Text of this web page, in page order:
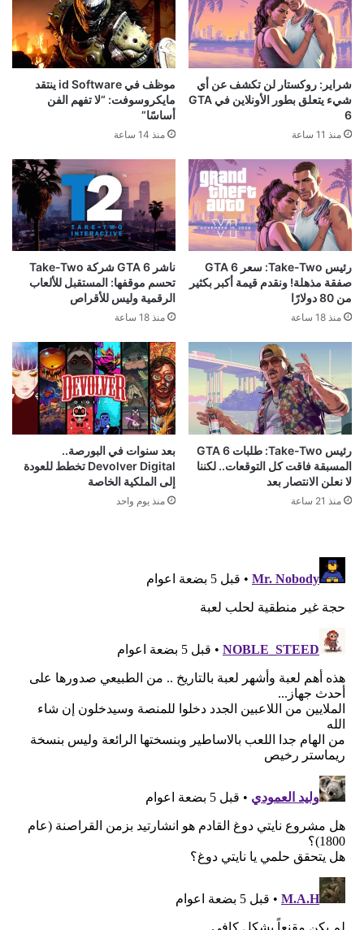
شراير: روكستار لن تكشف عن أي
شيء يتعلق بطور الأونلاين في GTA
6
منذ 11 ساعة
موظف في id Software ينتقد
مايكروسوفت: “لا تفهم الفن
أساسًا”
منذ 14 ساعة
رئيس Take-Two: سعر GTA 6
صفقة مذهلة! ونقدم قيمة أكبر بكثير
من 80 دولارًا
منذ 18 ساعة
ناشر GTA 6 شركة Take-Two
تحسم موقفها: المستقبل للألعاب
الرقمية وليس للأقراص
منذ 18 ساعة
رئيس Take-Two: طلبات GTA 6
المسبقة فاقت كل التوقعات.. لكننا
لا نعلن الانتصار بعد
منذ 21 ساعة
بعد سنوات في البورصة..
Devolver Digital تخطط للعودة
إلى الملكية الخاصة
منذ يوم واحد